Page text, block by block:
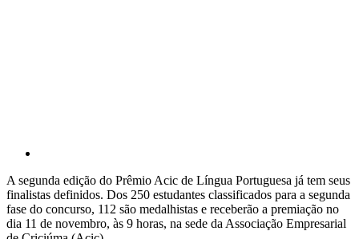
A segunda edição do Prêmio Acic de Língua Portuguesa já tem seus
finalistas definidos. Dos 250 estudantes classificados para a segunda
fase do concurso, 112 são medalhistas e receberão a premiação no
dia 11 de novembro, às 9 horas, na sede da Associação Empresarial